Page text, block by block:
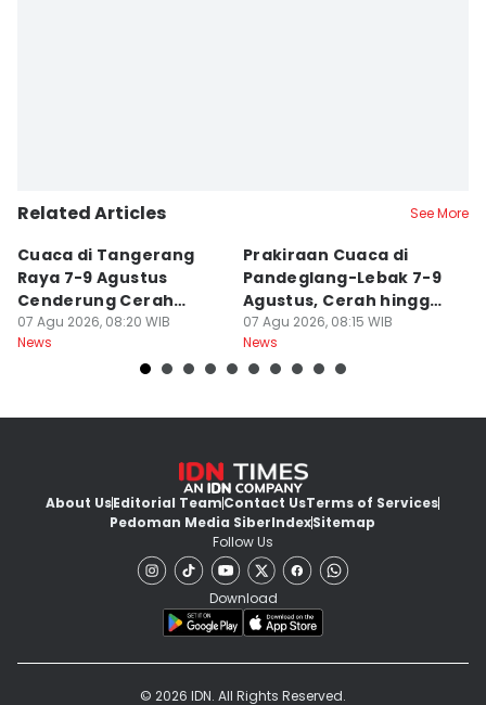
Related Articles See More
Cuaca di Tangerang
Raya 7-9 Agustus
Cenderung Cerah
hingga Berawan
07 Agu 2026, 08:20 WIB
News
Prakiraan Cuaca di
Pandeglang-Lebak 7-9
Agustus, Cerah hingga
Berawan
07 Agu 2026, 08:15 WIB
News
About UsEditorial TeamContact UsTerms of Services
Pedoman Media SiberIndexSitemap
Follow Us
Download
© 2026 IDN. All Rights Reserved.